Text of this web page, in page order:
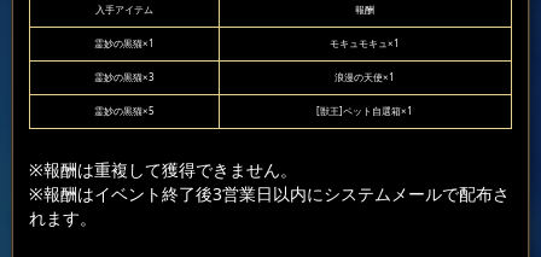
入手アイテム 報酬
霊妙の黒猫×1 モキュモキュ×1
霊妙の黒猫×3 浪漫の天使×1
霊妙の黒猫×5 [獣王]ペット自選箱×1
※報酬は重複して獲得できません。
※報酬はイベント終了後3営業日以内にシステムメールで配布さ
れます。